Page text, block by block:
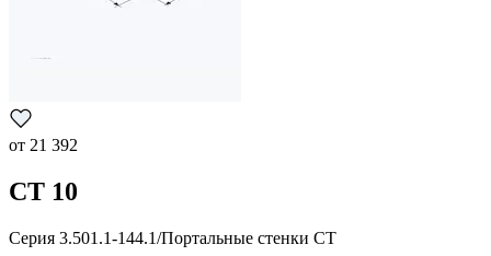
от 21 392
СТ 10
Серия 3.501.1-144.1/Портальные стенки СТ